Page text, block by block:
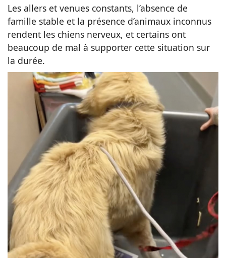
Les allers et venues constants, l’absence de
famille stable et la présence d’animaux inconnus
rendent les chiens nerveux, et certains ont
beaucoup de mal à supporter cette situation sur
la durée.